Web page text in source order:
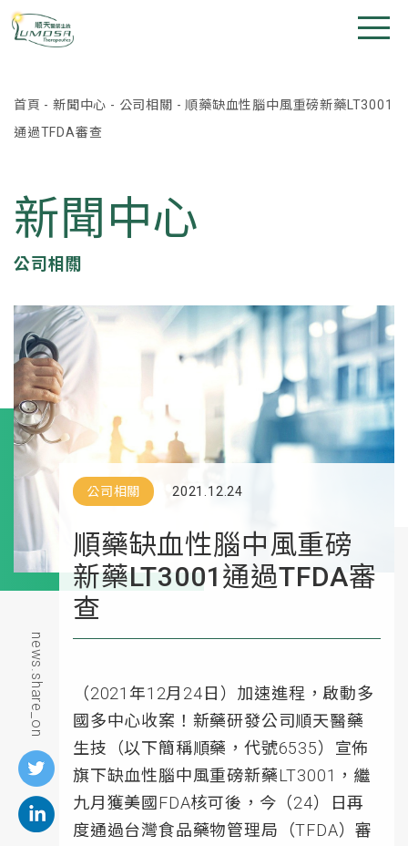
首頁 -新聞中心 - 公司相關 - 順藥缺血性腦中風重磅新藥LT3001
通過TFDA審查
新聞中心
公司相關
news.share_on
公司相關 2021.12.24
順藥缺血性腦中風重磅
新藥LT3001通過TFDA審
查
（2021年12月24日）加速進程，啟動多
國多中心收案！新藥研發公司順天醫藥
生技（以下簡稱順藥，代號6535）宣佈
旗下缺血性腦中風重磅新藥LT3001，繼
九月獲美國FDA核可後，今（24）日再
度通過台灣食品藥物管理局（TFDA）審